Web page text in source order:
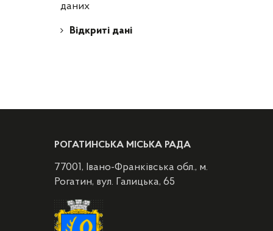
даних
Відкриті дані
РОГАТИНСЬКА МІСЬКА РАДА
77001, Івано-Франківська обл., м.
Рогатин, вул. Галицька, 65